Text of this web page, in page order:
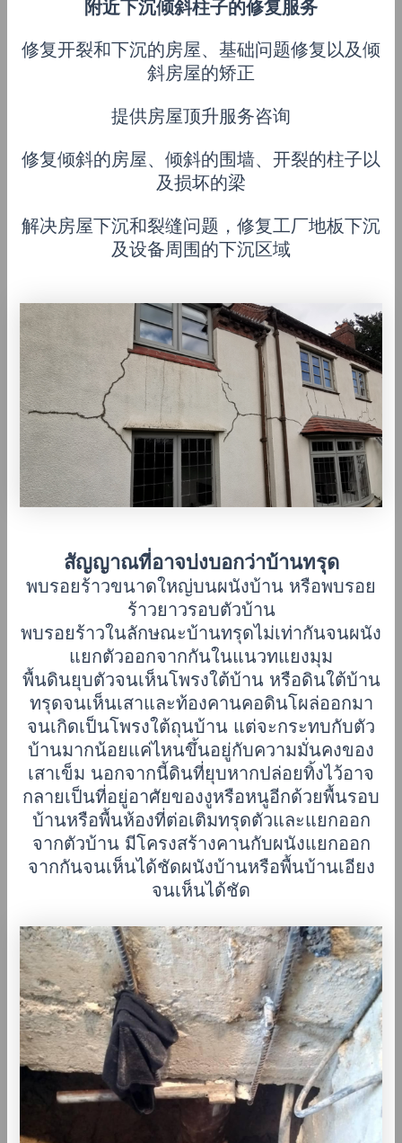
附近下沉倾斜柱子的修复服务
修复开裂和下沉的房屋、基础问题修复以及倾
斜房屋的矫正
提供房屋顶升服务咨询
修复倾斜的房屋、倾斜的围墙、开裂的柱子以
及损坏的梁
解决房屋下沉和裂缝问题，修复工厂地板下沉
及设备周围的下沉区域
สัญญาณที่อาจบ่งบอกว่าบ้านทรุด
พบรอยร้าวขนาดใหญ่บนผนังบ้าน หรือพบรอย
ร้าวยาวรอบตัวบ้าน
พบรอยร้าวในลักษณะบ้านทรุดไม่เท่ากันจนผนัง
แยกตัวออกจากกันในแนวทแยงมุม
พื้นดินยุบตัวจนเห็นโพรงใต้บ้าน หรือดินใต้บ้าน
ทรุดจนเห็นเสาและท้องคานคอดินโผล่ออกมา
จนเกิดเป็นโพรงใต้ถุนบ้าน แต่จะกระทบกับตัว
บ้านมากน้อยแค่ไหนขึ้นอยู่กับความมั่นคงของ
เสาเข็ม นอกจากนี้ดินที่ยุบหากปล่อยทิ้งไว้อาจ
กลายเป็นที่อยู่อาศัยของงูหรือหนูอีกด้วยพื้นรอบ
บ้านหรือพื้นห้องที่ต่อเติมทรุดตัวและแยกออก
จากตัวบ้าน มีโครงสร้างคานกับผนังแยกออก
จากกันจนเห็นได้ชัดผนังบ้านหรือพื้นบ้านเอียง
จนเห็นได้ชัด